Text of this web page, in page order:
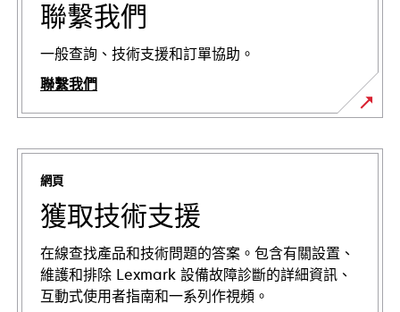
聯繫我們
一般查詢、技術支援和訂單協助。
聯繫我們
網頁
獲取技術支援
在線查找產品和技術問題的答案。包含有關設置、
維護和排除 Lexmark 設備故障診斷的詳細資訊、
互動式使用者指南和一系列作視頻。